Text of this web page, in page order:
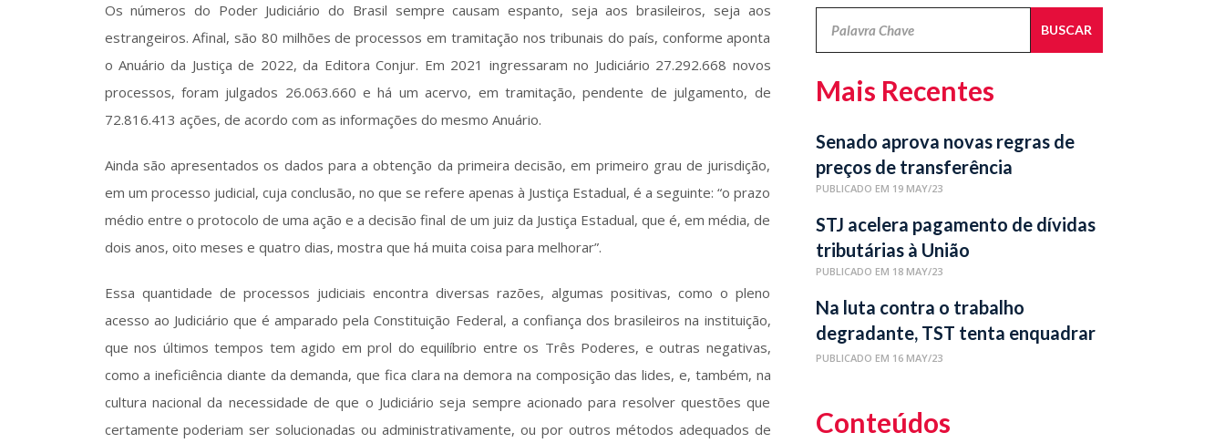
Os números do Poder Judiciário do Brasil sempre causam espanto, seja aos brasileiros, seja aos
estrangeiros. Afinal, são 80 milhões de processos em tramitação nos tribunais do país, conforme aponta
o Anuário da Justiça de 2022, da Editora Conjur. Em 2021 ingressaram no Judiciário 27.292.668 novos
processos, foram julgados 26.063.660 e há um acervo, em tramitação, pendente de julgamento, de
72.816.413 ações, de acordo com as informações do mesmo Anuário.
Ainda são apresentados os dados para a obtenção da primeira decisão, em primeiro grau de jurisdição,
em um processo judicial, cuja conclusão, no que se refere apenas à Justiça Estadual, é a seguinte: “o prazo
médio entre o protocolo de uma ação e a decisão final de um juiz da Justiça Estadual, que é, em média, de
dois anos, oito meses e quatro dias, mostra que há muita coisa para melhorar”.
Essa quantidade de processos judiciais encontra diversas razões, algumas positivas, como o pleno
acesso ao Judiciário que é amparado pela Constituição Federal, a confiança dos brasileiros na instituição,
que nos últimos tempos tem agido em prol do equilíbrio entre os Três Poderes, e outras negativas,
como a ineficiência diante da demanda, que fica clara na demora na composição das lides, e, também, na
cultura nacional da necessidade de que o Judiciário seja sempre acionado para resolver questões que
certamente poderiam ser solucionadas ou administrativamente, ou por outros métodos adequados de
Jurídicas
BUSCAR
Mais Recentes
Senado aprova novas regras de
preços de transferência
PUBLICADO EM 19 MAY/23
STJ acelera pagamento de dívidas
tributárias à União
PUBLICADO EM 18 MAY/23
Na luta contra o trabalho
degradante, TST tenta enquadrar
novas relações laborais
PUBLICADO EM 16 MAY/23
Conteúdos